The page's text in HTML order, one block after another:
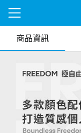
商品資訊